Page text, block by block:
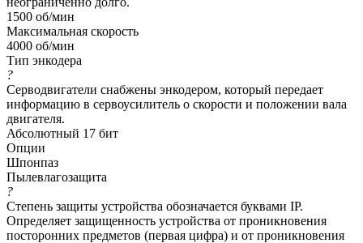
1500 об/мин
Максимальная скорость
4000 об/мин
Тип энкодера
?
Серводвигатели снабжены энкодером, который передает
информацию в сервоусилитель о скорости и положении вала
двигателя.
Абсолютный 17 бит
Опции
Шпонпаз
Пылевлагозащита
?
Степень защиты устройства обозначается буквами IP.
Определяет защищенность устройства от проникновения
посторонних предметов (первая цифра) и от проникновения